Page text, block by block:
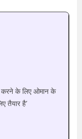
करने के लिए ओमान के
तैयार है’